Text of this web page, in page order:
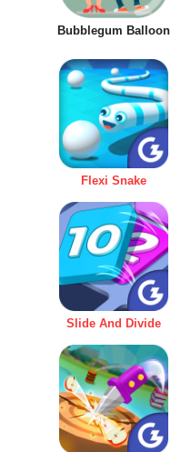
Bubblegum Balloon
Flexi Snake
Slide And Divide